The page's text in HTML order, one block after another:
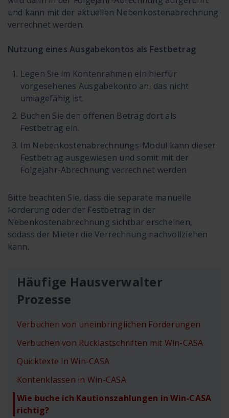
und kann mit der aktuellen Nebenkostenabrechnung
verrechnet werden.
Nutzung eines Ausgabekontos als Festbetrag
Legen Sie im Kontenrahmen ein hierfür
vorgesehenes Ausgabekonto an, das nicht
umlagefähig ist.
Buchen Sie den offenen Betrag dort als
Festbetrag ein.
Im Nebenkostenabrechnungs-Modul kann dieser
Festbetrag ausgewiesen und somit mit der
Folgejahr-Abrechnung verrechnet werden
Bitte beachten Sie, dass die separate manuelle
Forderung oder der Festbetrag in der
Nebenkostenabrechnung sichtbar erscheinen,
sodass der Mieter die Verrechnung nachvollziehen
kann.
Häufige Hausverwalter
Prozesse
Verbuchen von uneinbringlichen Forderungen
Verbuchen von Rücklastschriften mit Win-CASA
Quicktexte in Win-CASA
Kontenklassen in Win-CASA
Wie buche ich Kautionszahlungen in Win-CASA
richtig?